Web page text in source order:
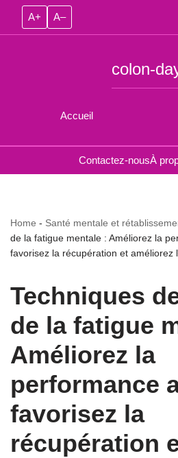
A+ A–
Accueil
colon-
Contactez-nousÀ
Home - Santé mentale et
de la fatigue mentale : Améliorez la
favorisez la récupération et améliorez
Techniques
de la fatigue
Améliorez la
performance
favorisez la
récupération